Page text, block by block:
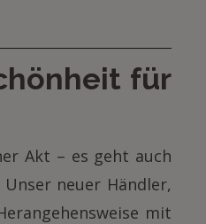
für
Akt – es geht auch
neuer Händler,
mit